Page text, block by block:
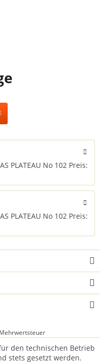
PLATEAU No 102 Preis:
PLATEAU No 102 Preis:
den technischen Betrieb
stets gesetzt werden.